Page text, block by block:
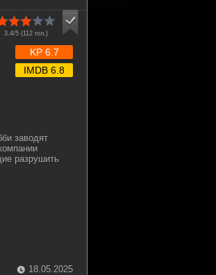
3.4/5 (112 гол.)
KP 6.7
IMDB 6.8
заводят
разрушить
18.05.2025